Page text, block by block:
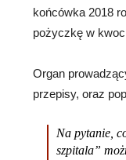
końcówka 2018
pożyczkę w
Organ
przepisy, oraz
Na pytanie,
szpitala”